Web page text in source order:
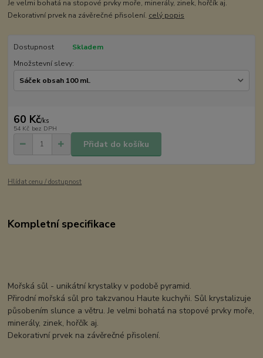
Je velmi bohatá na stopové prvky moře, minerály, zinek, hořčík aj.
Dekorativní prvek na závěrečné přisolení. celý popis
Dostupnost
Skladem
Množstevní slevy:
60 Kč/ks
54 Kč bez DPH
Přidat do košíku
Hlídat cenu / dostupnost
Kompletní specifikace
Mořská sůl - unikátní krystalky v podobě pyramid.
Přirodní mořská sůl pro takzvanou Haute kuchyňi. Sůl krystalizuje
působením slunce a větru. Je velmi bohatá na stopové prvky moře,
minerály, zinek, hořčík aj.
Dekorativní prvek na závěrečné přisolení.